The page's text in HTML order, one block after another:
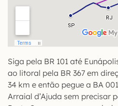
Siga pela BR 101 até
ao litoral pela BR 367 em
34 km e então pegue a BA
Arraial d’Ajuda sem precisar